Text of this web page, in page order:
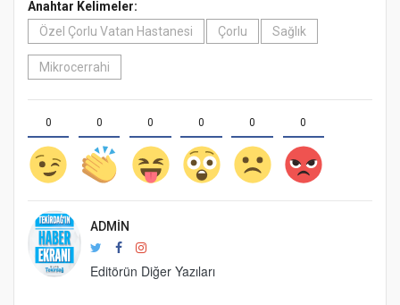
Anahtar Kelimeler:
Özel Çorlu Vatan Hastanesi
Çorlu Sağlık
Mikrocerrahi
0 0 0 0 0 0
ADMIN
Editörün Diğer Yazıları